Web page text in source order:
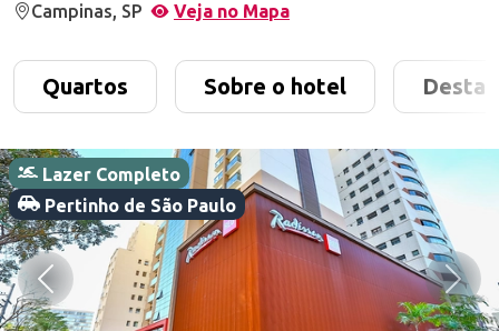
Campinas, SP Veja no Mapa
Quartos Sobre o hotel
Anterior
Lazer Completo
Pertinho de São Paulo